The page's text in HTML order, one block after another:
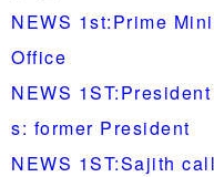
NEWS 1st:Prime
Office
NEWS
s: former President
NEWS 1ST:Sajith